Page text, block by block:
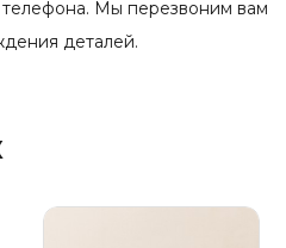
Мы перезвоним вам
деталей.